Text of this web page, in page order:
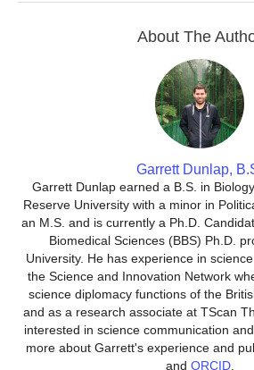
About The
Garrett Dunlap,
Garrett Dunlap earned a B.S. in
Reserve University with a minor in
an M.S. and is currently a Ph.D.
Biomedical Sciences (BBS) Ph.D.
University. He has experience in
the Science and Innovation Network
science diplomacy functions of the
and as a research associate at TScan
interested in science communication
more about Garrett's experience and
and ORCID.